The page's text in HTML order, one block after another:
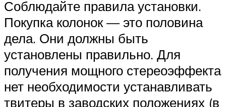
Соблюдайте правила установки.
Покупка колонок — это половина
дела. Они должны быть
установлены правильно. Для
получения мощного стереоэффекта
нет необходимости устанавливать
твитеры в заводских положениях (в